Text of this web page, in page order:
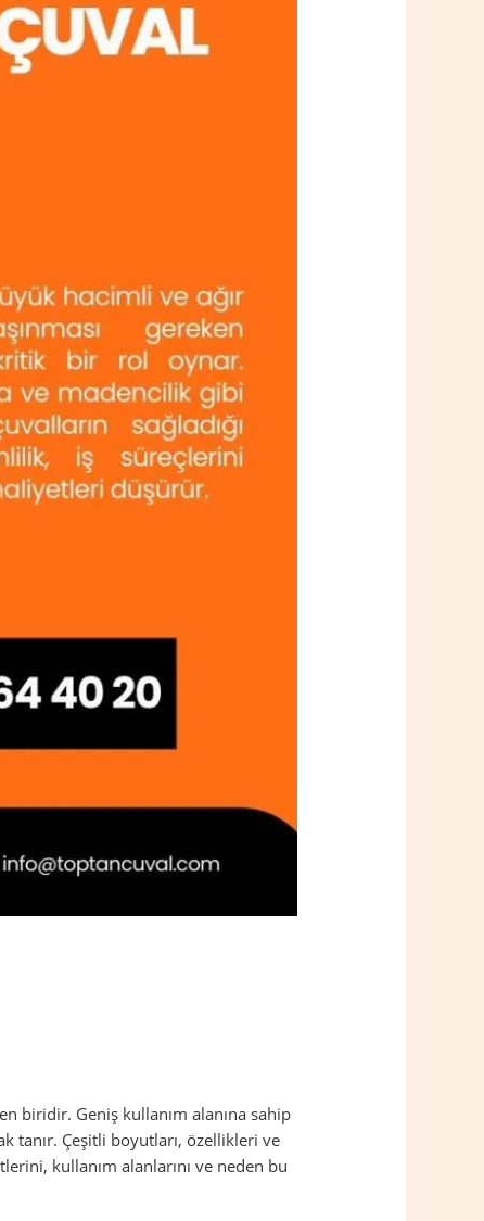
biridir. Geniş kullanım alanına sahip
tanır. Çeşitli boyutları, özellikleri ve
kullanım alanlarını ve neden bu